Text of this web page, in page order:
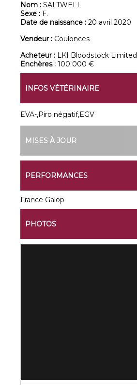
Nom :SALTWELL
Sexe : F.
Date de naissance :20 avril 2020
Vendeur : Coulonces
Acheteur : LKI Bloodstock Limited
Enchères :100 000 €
INFOS VÉTÉRINAIRE
EVA-,Piro négatif,EGV
MISES À JOUR
PERFORMANCES
France Galop
PHOTOS